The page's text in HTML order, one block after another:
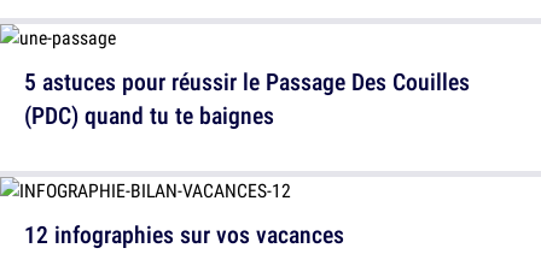
5 astuces pour réussir le Passage Des Couilles
(PDC) quand tu te baignes
12 infographies sur vos vacances